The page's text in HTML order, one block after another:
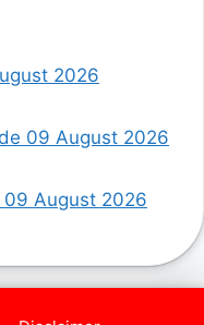
2026
09 August 2026
09 August 2026